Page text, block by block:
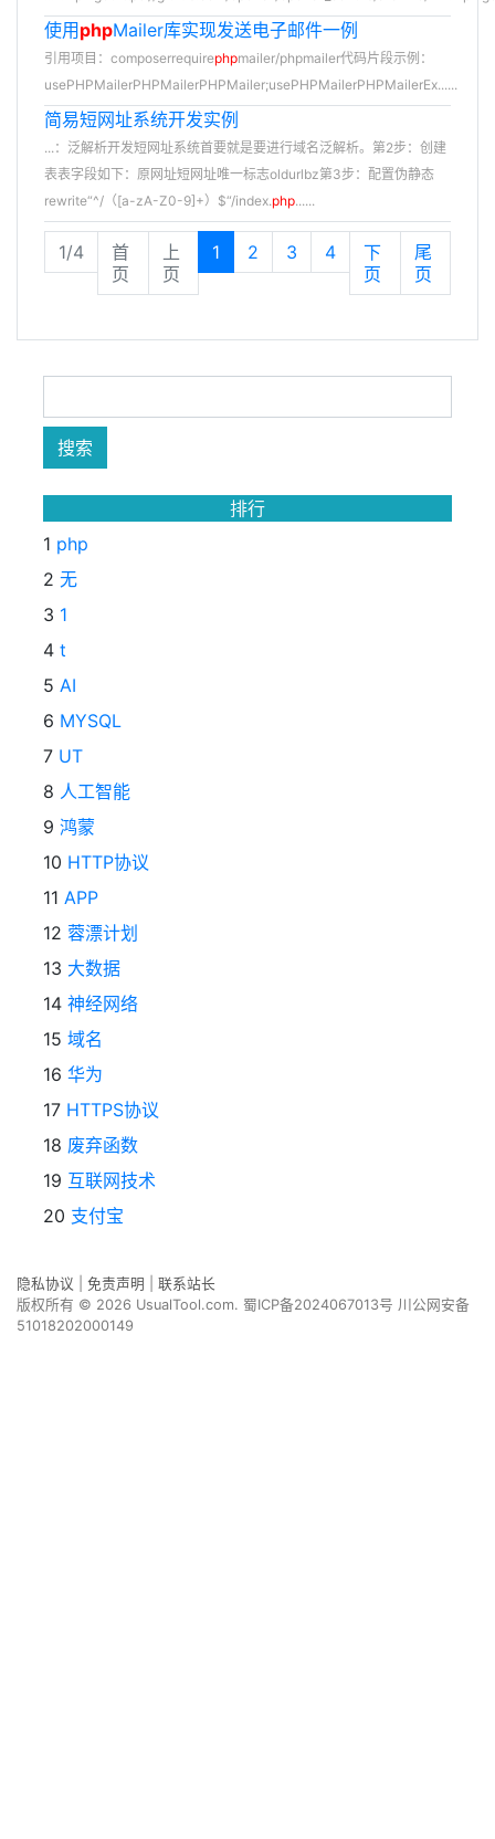
使用 phpMailer库实现发送电子邮件一例
引用项目：composerrequirephpmailer/phpmailer代码片段示例：
usePHPMailerPHPMailerPHPMailer;usePHPMailerPHPMailerEx......
简易短网址系统开发实例
...：泛解析开发短网址系统首要就是要进行域名泛解析。第2步：创建
表表字段如下：原网址短网址唯一标志oldurlbz第3步：配置伪静态
rewrite“^/（[a-zA-Z0-9]+）$“/index.php......
1/4
首
页
上
页
1 2 3 4
下
页
尾
页
排行
1 php
2 无
3 1
4 t
5 AI
6 MYSQL
7 UT
8 人工智能
9 鸿蒙
10 HTTP协议
11 APP
12 蓉漂计划
13 大数据
14 神经网络
15 域名
16 华为
17 HTTPS协议
18 废弃函数
19 互联网技术
20 支付宝
隐私协议 免责声明
联系站长
版权所有 © 2026 UsualTool.com. 蜀ICP备2024067013号 川公网安备
51018202000149